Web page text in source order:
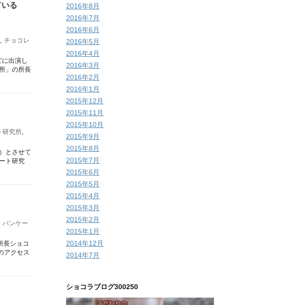
る
チョコレ
出演し
」の所長
研究所
とさせて
ト研究
パンケー
長ショコ
アクセス
2016年8月
2016年7月
2016年6月
2016年5月
2016年4月
2016年3月
2016年2月
2016年1月
2015年12月
2015年11月
2015年10月
2015年9月
2015年8月
2015年7月
2015年6月
2015年5月
2015年4月
2015年3月
2015年2月
2015年1月
2014年12月
2014年7月
ショコラブログ300250